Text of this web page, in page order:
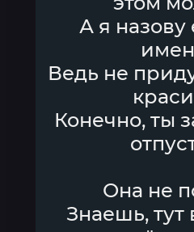
А я назову
Ведь не
Конечно, ты
Она не
Знаешь, тут